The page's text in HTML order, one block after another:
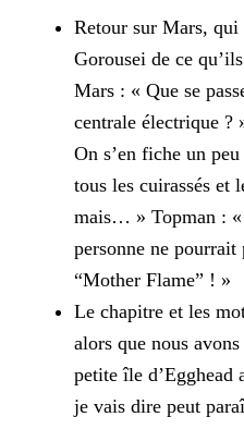
Retour sur Mars, qui
Gorousei de ce
Mars : « Que se
centrale électrique ?
On s’en fiche un
tous les cuirassés et
mais… » Topman :
personne ne
“Mother Flame” ! »
Le chapitre et les
alors que nous
petite île d’Egghead
je vais dire peut